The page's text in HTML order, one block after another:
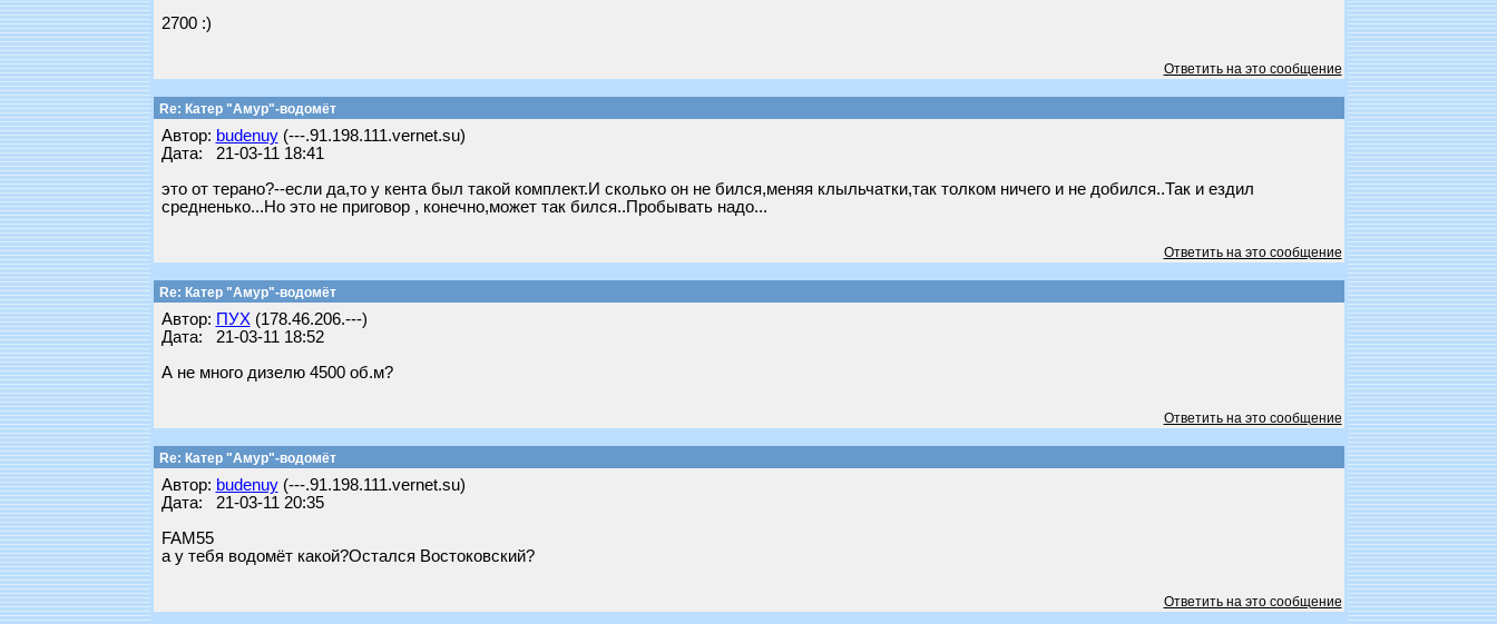
2700 :)
Ответить на это сообщение
Re: Катер "Амур"-водомёт
Автор: budenuy(---.91.198.111.vernet.su)
Дата: 21-03-11 18:41
это от терано?--если да,то у кента был такой комплект.И сколько он не бился,меняя клыльчатки,так толком ничего и не добился..Так и ездил
средненько...Но это не приговор , конечно,может так бился..Пробывать надо...
Ответить на это сообщение
Re: Катер "Амур"-водомёт
Автор: ПУХ(178.46.206.---)
Дата: 21-03-11 18:52
А не много дизелю 4500 об.м?
Ответить на это сообщение
Re: Катер "Амур"-водомёт
Автор: budenuy(---.91.198.111.vernet.su)
Дата: 21-03-11 20:35
FAM55
а у тебя водомёт какой?Остался Востоковский?
Ответить на это сообщение